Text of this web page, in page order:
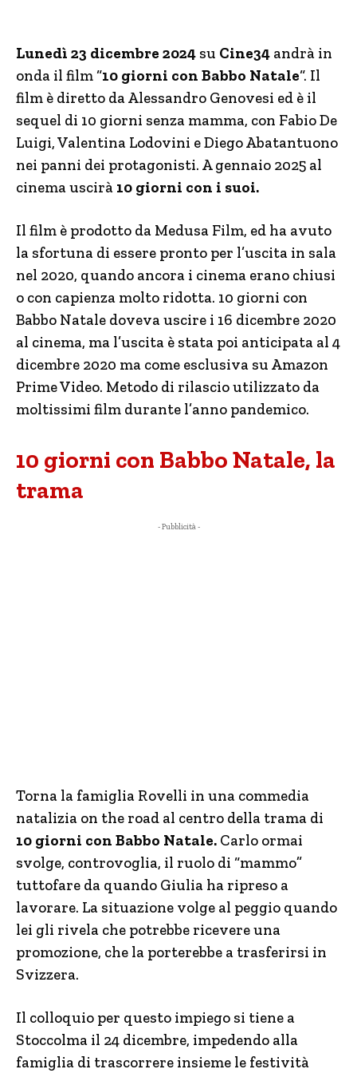
Lunedì 23 dicembre 2024 su Cine34 andrà in
onda il film “10 giorni con Babbo Natale“. Il
film è diretto da Alessandro Genovesi ed è il
sequel di 10 giorni senza mamma, con Fabio De
Luigi, Valentina Lodovini e Diego Abatantuono
nei panni dei protagonisti. A gennaio 2025 al
cinema uscirà 10 giorni con i suoi.
Il film è prodotto da Medusa Film, ed ha avuto
la sfortuna di essere pronto per l’uscita in sala
nel 2020, quando ancora i cinema erano chiusi
o con capienza molto ridotta. 10 giorni con
Babbo Natale doveva uscire i 16 dicembre 2020
al cinema, ma l’uscita è stata poi anticipata al 4
dicembre 2020 ma come esclusiva su Amazon
Prime Video. Metodo di rilascio utilizzato da
moltissimi film durante l’anno pandemico.
10 giorni con Babbo Natale, la
trama
- Pubblicità -
Torna la famiglia Rovelli in una commedia
natalizia on the road al centro della trama di
10 giorni con Babbo Natale. Carlo ormai
svolge, controvoglia, il ruolo di “mammo”
tuttofare da quando Giulia ha ripreso a
lavorare. La situazione volge al peggio quando
lei gli rivela che potrebbe ricevere una
promozione, che la porterebbe a trasferirsi in
Svizzera.
Il colloquio per questo impiego si tiene a
Stoccolma il 24 dicembre, impedendo alla
famiglia di trascorrere insieme le festività